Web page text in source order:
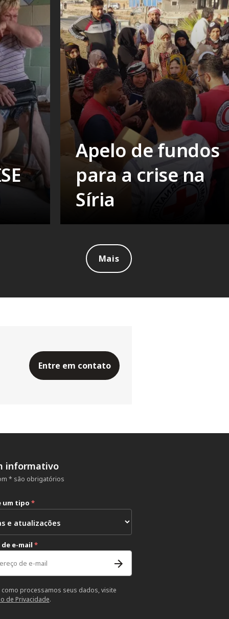
Apelo de fundos
para a crise na
Síria
Mais
Entre em contato
informativo
* são obrigatórios
um tipo *
e-mail *
como processamos seus dados, visite
de Privacidade.